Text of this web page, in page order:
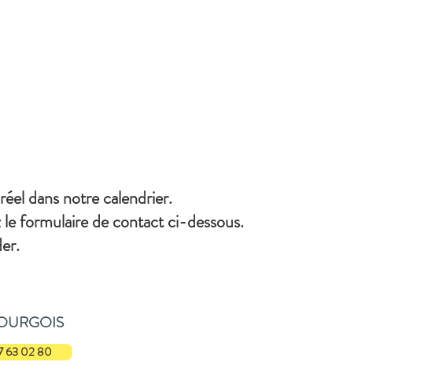
dans notre calendrier.
le formulaire de contact ci-dessous.
63 02 80